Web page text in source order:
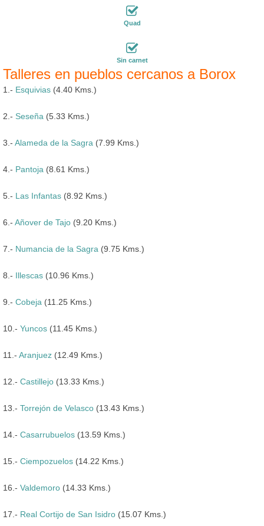
Quad
Sin carnet
Talleres en pueblos cercanos a Borox
1.- Esquivias (4.40 Kms.)
2.- Seseña (5.33 Kms.)
3.- Alameda de la Sagra (7.99 Kms.)
4.- Pantoja (8.61 Kms.)
5.- Las Infantas (8.92 Kms.)
6.- Añover de Tajo (9.20 Kms.)
7.- Numancia de la Sagra (9.75 Kms.)
8.- Illescas (10.96 Kms.)
9.- Cobeja (11.25 Kms.)
10.- Yuncos (11.45 Kms.)
11.- Aranjuez (12.49 Kms.)
12.- Castillejo (13.33 Kms.)
13.- Torrejón de Velasco (13.43 Kms.)
14.- Casarrubuelos (13.59 Kms.)
15.- Ciempozuelos (14.22 Kms.)
16.- Valdemoro (14.33 Kms.)
17.- Real Cortijo de San Isidro (15.07 Kms.)